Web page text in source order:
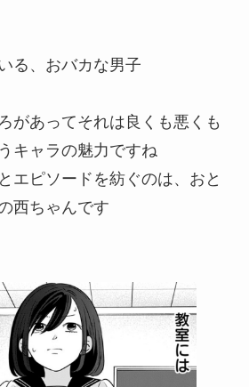
る、おバカな男子
があってそれは良くも悪くも
キャラの魅力ですね
エピソードを紡ぐのは、おと
西ちゃんです